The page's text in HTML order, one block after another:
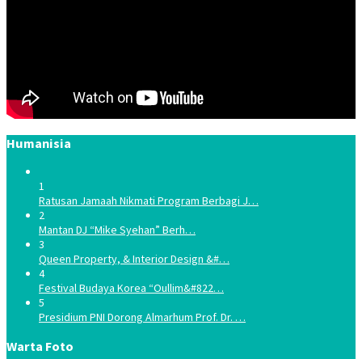
Humanisia
1
Ratusan Jamaah Nikmati Program Berbagi J…
2
Mantan DJ “Mike Syehan” Berh…
3
Queen Property, & Interior Design &#…
4
Festival Budaya Korea “Oullim&#822…
5
Presidium PNI Dorong Almarhum Prof. Dr. …
Warta Foto